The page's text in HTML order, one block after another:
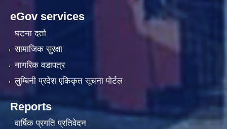
eGov services
घटना दर्ता
सामाजिक सुरक्षा
नागरिक वडापत्र
लुम्बिनी प्रदेश एकिकृत सूचना पाेर्टल
Reports
वार्षिक प्रगति प्रतिवेदन